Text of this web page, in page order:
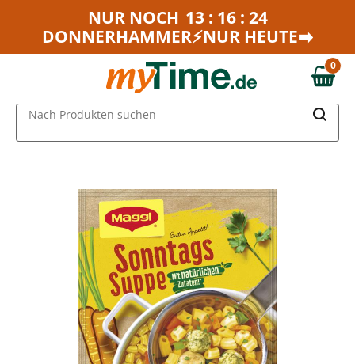
Zum Hauptinhalt springen
Zur Navigation springen
NUR NOCH 13 : 16 : 24
DONNERHAMMER⚡NUR HEUTE➡️
0,00 €
0
Nach Produkten suchen